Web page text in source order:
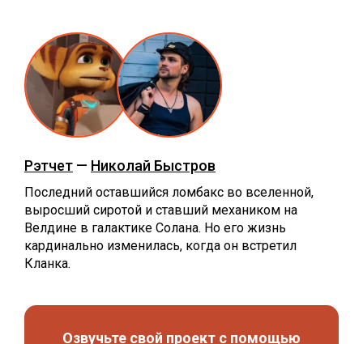
Рэтчет — Николай Быстров
Последний оставшийся ломбакс во вселенной,
выросший сиротой и ставший механиком на
Велдине в галактике Солана. Но его жизнь
кардинально изменилась, когда он встретил
Кланка.
Озвучьте свой проект с помощью